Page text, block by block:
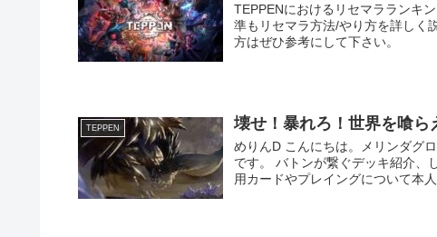
TEPPENにおけるリセマラランキ
準もリセマラ方法/やり方を詳しく
方はぜひ参考にして下さい。
TEPPEN 壊せ！暴れろ！世界を喰ら
めりんD こんにちは。メリンダグ
です。 バトンが繋ぐデッキ紹介、
用カードやプレイングについて本人